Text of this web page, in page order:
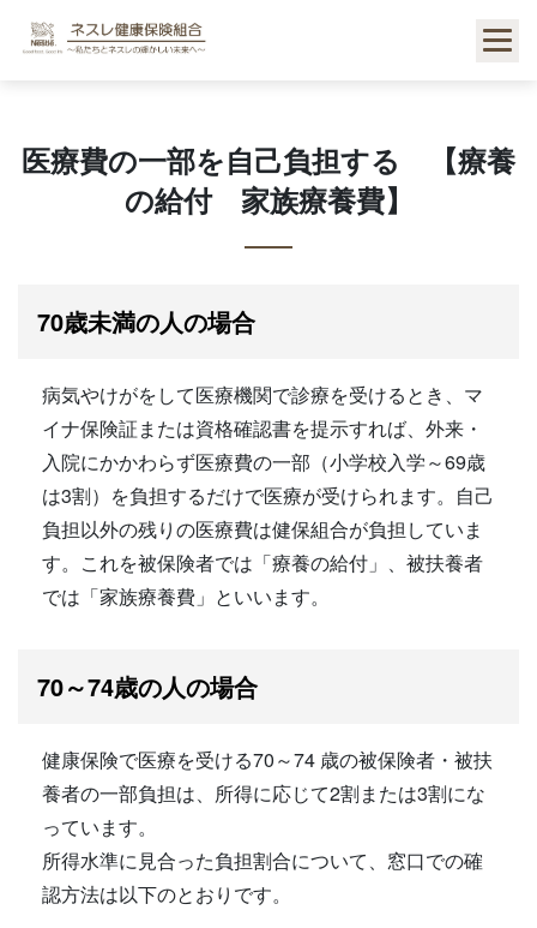
医療費の一部を自己負担する 【療養
の給付 家族療養費】
70歳未満の人の場合
病気やけがをして医療機関で診療を受けるとき、マ
イナ保険証または資格確認書を提示すれば、外来・
入院にかかわらず医療費の一部（小学校入学～69歳
は3割）を負担するだけで医療が受けられます。自己
負担以外の残りの医療費は健保組合が負担していま
す。これを被保険者では「療養の給付」、被扶養者
では「家族療養費」といいます。
70～74歳の人の場合
健康保険で医療を受ける70～74 歳の被保険者・被扶
養者の一部負担は、所得に応じて2割または3割にな
っています。
所得水準に見合った負担割合について、窓口での確
認方法は以下のとおりです。